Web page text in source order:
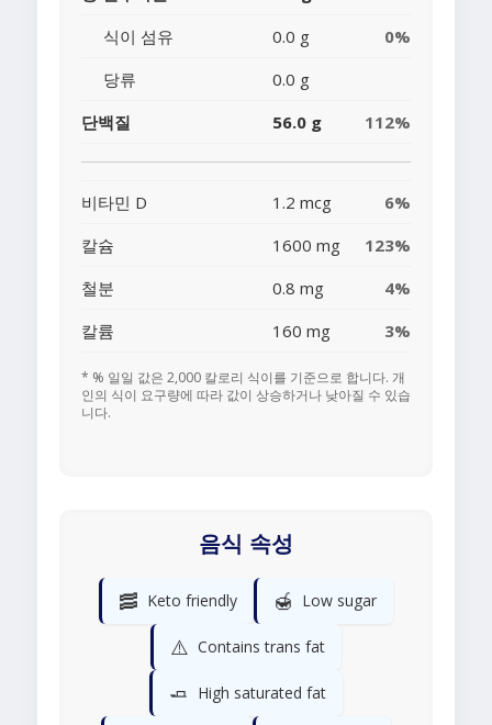
식이 섬유
0.0 g
0%
당류
0.0 g
단백질
56.0 g 112%
비타민 D 1.2 mcg
6%
칼슘
1600 mg
123%
철분
0.8 mg
4%
칼륨
160 mg 3%
* % 일일 값은 2,000 칼로리 식이를 기준으로 합니다. 개
인의 식이 요구량에 따라 값이 상승하거나 낮아질 수 있습
니다.
음식 속성
🥓 Keto friendly 🍯 Low sugar
⚠️ Contains trans fat
🧈 High saturated fat